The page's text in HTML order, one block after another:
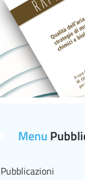
Menu
Pubblicazioni